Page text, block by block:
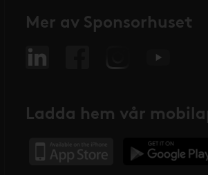
Mer av Sponsorhuset
Ladda hem vår